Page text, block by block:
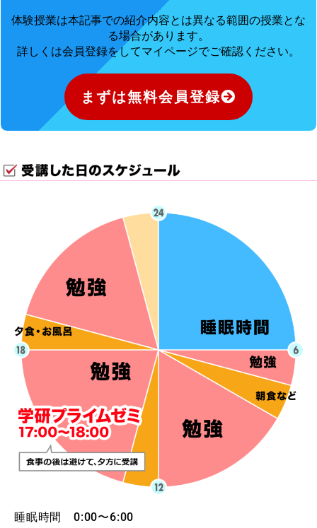
体験授業は本記事での紹介内容とは異なる範囲の授業とな
る場合があります。
詳しくは会員登録をしてマイページでご確認ください。
まずは無料会員登録
睡眠時間 0:00〜6:00